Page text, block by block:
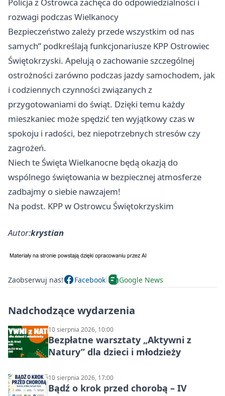
Policja z Ostrowca zachęca do odpowiedzialności i
rozwagi podczas Wielkanocy
Bezpieczeństwo zależy przede wszystkim od nas
samych” podkreślają funkcjonariusze KPP Ostrowiec
Świętokrzyski. Apelują o zachowanie szczególnej
ostrożności zarówno podczas jazdy samochodem, jak
i codziennych czynności związanych z
przygotowaniami do świąt. Dzięki temu każdy
mieszkaniec może spędzić ten wyjątkowy czas w
spokoju i radości, bez niepotrzebnych stresów czy
zagrożeń.
Niech te Święta Wielkanocne będą okazją do
wspólnego świętowania w bezpiecznej atmosferze
zadbajmy o siebie nawzajem!
Na podst. KPP w Ostrowcu Świętokrzyskim
Autor:krystian
Zaobserwuj nas! Facebook Google News
Nadchodzące wydarzenia
10 sierpnia 2026, 10:00
Bezpłatne warsztaty „Aktywni z
Natury” dla dzieci i młodzieży
10 sierpnia 2026, 17:00
Bądź o krok przed chorobą – IV